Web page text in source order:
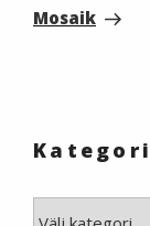
Post
Mosaik
Kategori